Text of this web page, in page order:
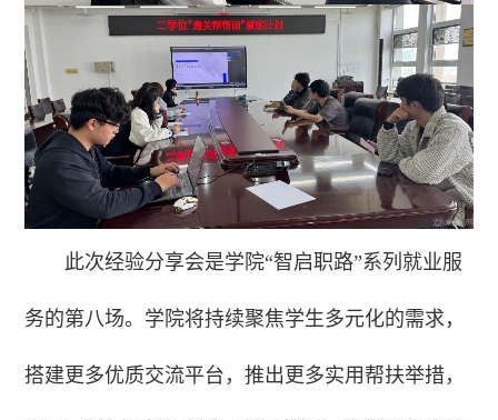
此次经验分享会是学院“智启职路”系列就业服
务的第八场。学院将持续聚焦学生多元化的需求，
搭建更多优质交流平台，推出更多实用帮扶举措，